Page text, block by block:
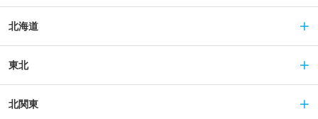
北海道
東北
北関東